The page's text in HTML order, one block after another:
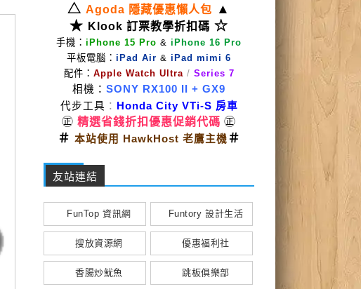
△ Agoda 隱藏優惠懶人包
▲
★ Klook 訂票教學折扣碼 ☆
手機： iPhone 15 Pro & iPhone 16 Pro
平板電腦： iPad Air & iPad mimi 6
配件： Apple Watch Ultra / Series 7
相機： SONY RX100 II
+ GX9
代步工具 ： Honda City VTi-S 房車
㊣ 精選省錢折扣優惠促銷代碼 ㊣
＃ 本站使用 HawkHost 老鷹主機＃
友站連結
FunTop 資訊網 Funtory 設計生活
搜放資源網 優惠福利社
香腸炒魷魚 跳板俱樂部